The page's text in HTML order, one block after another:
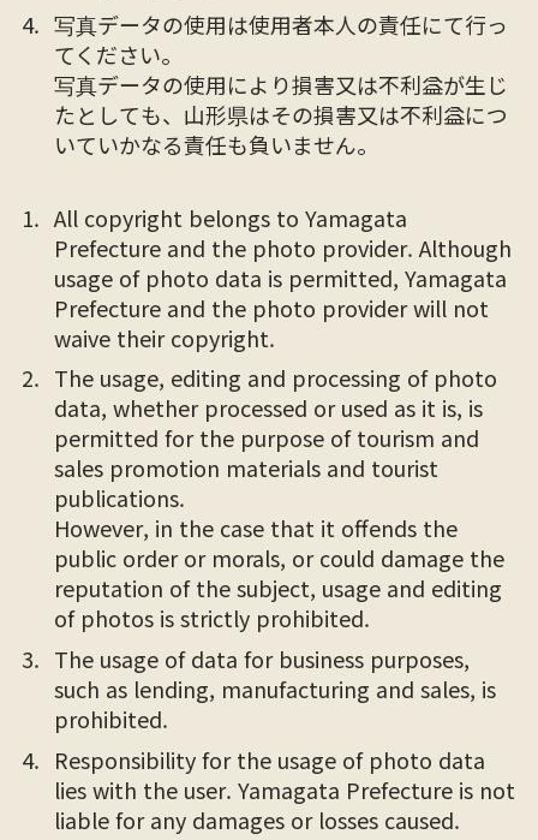
写真データの使用は使用者本人の責任にて行っ
てください。
写真データの使用により損害又は不利益が生じ
たとしても、山形県はその損害又は不利益につ
いていかなる責任も負いません。
All copyright belongs to Yamagata
Prefecture and the photo provider. Although
usage of photo data is permitted, Yamagata
Prefecture and the photo provider will not
waive their copyright.
The usage, editing and processing of photo
data, whether processed or used as it is, is
permitted for the purpose of tourism and
sales promotion materials and tourist
publications.
However, in the case that it offends the
public order or morals, or could damage the
reputation of the subject, usage and editing
of photos is strictly prohibited.
The usage of data for business purposes,
such as lending, manufacturing and sales, is
prohibited.
Responsibility for the usage of photo data
lies with the user. Yamagata Prefecture is not
liable for any damages or losses caused.